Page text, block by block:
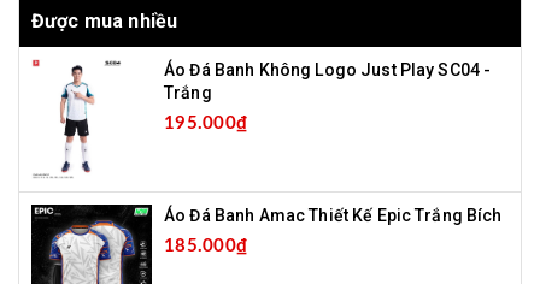
Được mua nhiều
Áo Đá Banh Không Logo Just Play SC04 -
Trắng
195.000₫
Áo Đá Banh Amac Thiết Kế Epic Trắng Bích
185.000₫